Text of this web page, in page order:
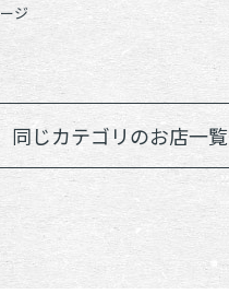
ージ
同じカテゴリのお店一覧